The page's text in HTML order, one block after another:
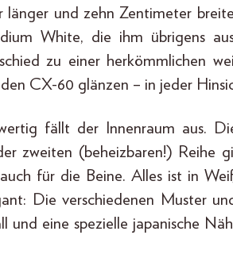
und zehn Zentimeter
White, die ihm übrigens
zu einer herkömmlichen
CX-60 glänzen – in jeder
fällt der Innenraum aus.
zweiten (beheizbaren!) Reihe
für die Beine. Alles ist in
Die verschiedenen Muster
und eine spezielle japanische